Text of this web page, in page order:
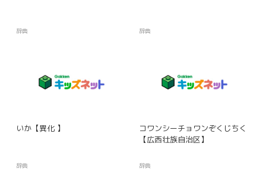
辞典 辞典
いか【異化 】
辞典
コワンシーチョワンぞくじちく
【広西壮族自治区】
辞典